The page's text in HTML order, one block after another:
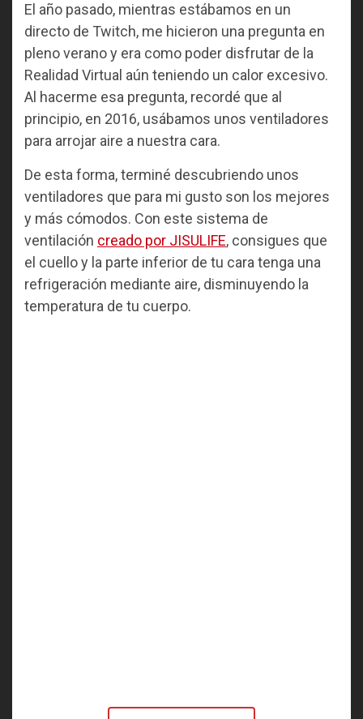
El año pasado, mientras estábamos en un
directo de Twitch, me hicieron una pregunta en
pleno verano y era como poder disfrutar de la
Realidad Virtual aún teniendo un calor excesivo.
Al hacerme esa pregunta, recordé que al
principio, en 2016, usábamos unos ventiladores
para arrojar aire a nuestra cara.
De esta forma, terminé descubriendo unos
ventiladores que para mi gusto son los mejores
y más cómodos. Con este sistema de
ventilación creado por JISULIFE, consigues que
el cuello y la parte inferior de tu cara tenga una
refrigeración mediante aire, disminuyendo la
temperatura de tu cuerpo.